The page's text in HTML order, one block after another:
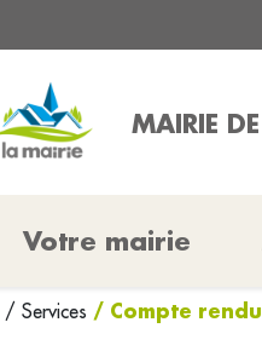
MAIRIE
Votre mairie
/ Services / Compte